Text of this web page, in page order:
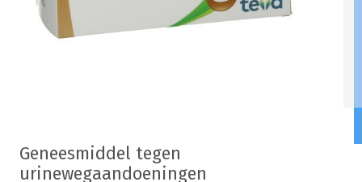
Geneesmiddel tegen
urinewegaandoeningen